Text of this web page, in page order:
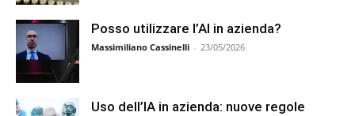
Posso utilizzare l’AI in azienda?
Massimiliano Cassinelli - 23/05/2026
Uso dell’IA in azienda: nuove regole